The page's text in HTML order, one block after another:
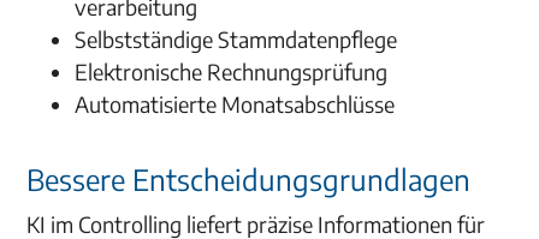
verarbeitung
Selbstständige Stammdatenpflege
Elektronische Rechnungsprüfung
Automatisierte Monatsabschlüsse
Bessere Entscheidungsgrundlagen
KI im Controlling liefert präzise Informationen für